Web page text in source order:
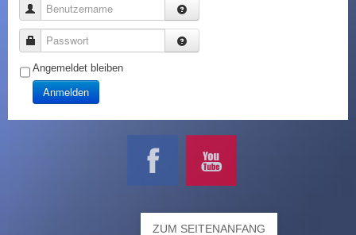
Benutzername
Passwort
Angemeldet bleiben
Anmelden
ZUM SEITENANFANG